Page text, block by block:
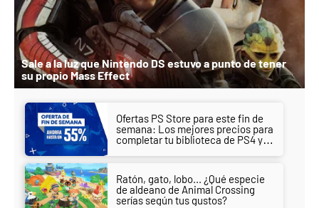
Sale a la luz que Nintendo DS estuvo a punto de tener
su propio Mass Effect
Ofertas PS Store para este fin de
semana: Los mejores precios para
completar tu biblioteca de PS4 y
Ratón, gato, lobo... ¿Qué especie
de aldeano de Animal Crossing
serías según tus gustos?